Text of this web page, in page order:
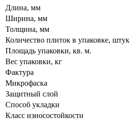
Длина, мм
Ширина, мм
Толщина, мм
Количество плиток в упаковке, штук
Площадь упаковки, кв. м.
Вес упаковки, кг
Фактура
Микрофаска
Защитный слой
Способ укладки
Класс износостойкости